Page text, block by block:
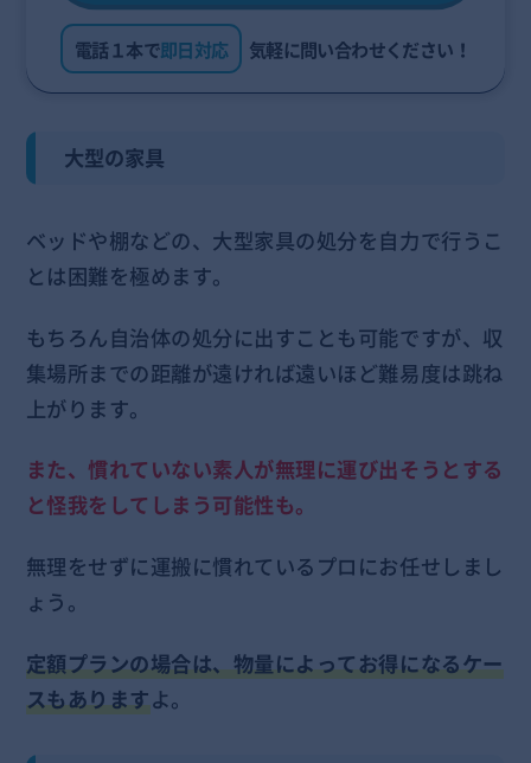
電話１本で即日対応 気軽に問い合わせください！
大型の家具
ベッドや棚などの、大型家具の処分を自力で行うこ
とは困難を極めます。
もちろん自治体の処分に出すことも可能ですが、収
集場所までの距離が遠ければ遠いほど難易度は跳ね
上がります。
また、慣れていない素人が無理に運び出そうとする
と怪我をしてしまう可能性も。
無理をせずに運搬に慣れているプロにお任せしまし
ょう。
定額プランの場合は、物量によってお得になるケー
スもありますよ。